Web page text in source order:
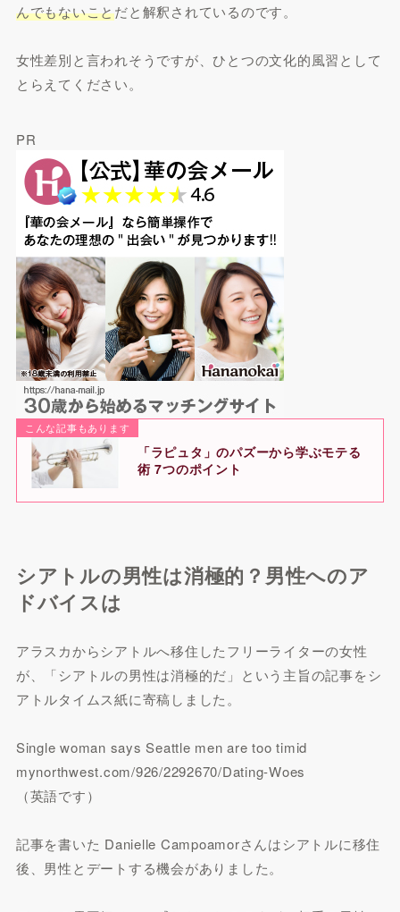
んでもないことだと解釈されているのです。
女性差別と言われそうですが、ひとつの文化的風習として
とらえてください。
PR
こんな記事もあります
「ラピュタ」のパズーから学ぶモテる
術 7つのポイント
シアトルの男性は消極的？男性へのア
ドバイスは
アラスカからシアトルへ移住したフリーライターの女性
が、「シアトルの男性は消極的だ」という主旨の記事をシ
アトルタイムス紙に寄稿しました。
Single woman says Seattle men are too timid
mynorthwest.com/926/2292670/Dating-Woes
（英語です）
記事を書いた Danielle Campoamorさんはシアトルに移住
後、男性とデートする機会がありました。